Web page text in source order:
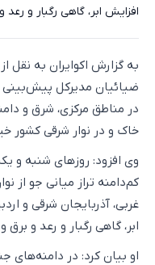
افزایش ابر، گاهی رگبار و
به گزارش اکو‌ایران به نقل
ضیائیان مدیرکل پیش‌بینی
در مناطق مرکزی، شرق و
خاک و در نوار شرقی
کم‌دامنه تراز میانی جو از
غربی، آذربایجان شرقی و
ابر، گاهی رگبار و رعد و
او بیان کرد: در دامنه‌های